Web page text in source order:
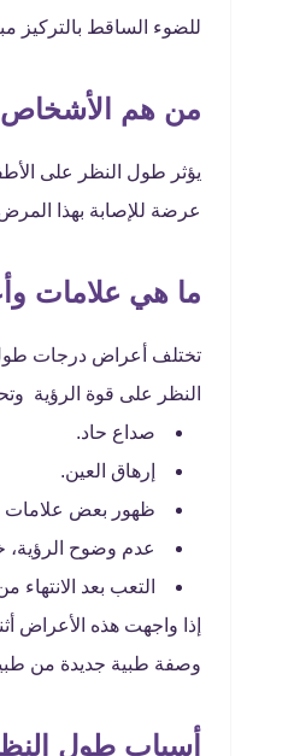
للضوء الساقط بالتركيز
من هم
يؤثر طول النظر على
عرضة للإصابة بهذا
ما هي علامات
تختلف أعراض درجات
النظر على قوة الرؤية
صداع حاد.
إرهاق العين.
ظهور بعض علامات
عدم وضوح الرؤية،
التعب بعد الانتهاء
إذا واجهت هذه الأعراض
وصفة طبية جديدة من
أسباب طول